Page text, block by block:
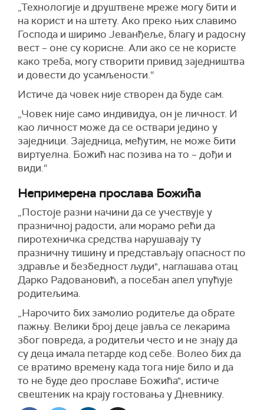
„Технологије и друштвене мреже могу бити и
на корист и на штету. Ако преко њих славимо
Господа и ширимо Јеванђеље, благу и радосну
вест – оне су корисне. Али ако се не користе
како треба, могу створити привид заједништва
и довести до усамљености.“
Истиче да човек није створен да буде сам.
„Човек није само индивидуа, он је личност. И
као личност може да се оствари једино у
заједници. Заједница, међутим, не може бити
виртуелна. Божић нас позива на то – дођи и
види.“
Непримерена прослава Божића
„Постоје разни начини да се учествује у
празничној радости, али морамо рећи да
пиротехничка средства нарушавају ту
празничну тишину и представљају опасност по
здравље и безбедност људи", наглашава отац
Дарко Радовановић, а посебан апел упућује
родитељима.
„Нарочито бих замолио родитеље да обрате
пажњу. Велики број деце јавља се лекарима
због повреда, а родитељи често и не знају да
су деца имала петарде код себе. Волео бих да
се вратимо времену када тога није било и да
то не буде део прославе Божића", истиче
свештеник на крају гостовања у Дневнику.